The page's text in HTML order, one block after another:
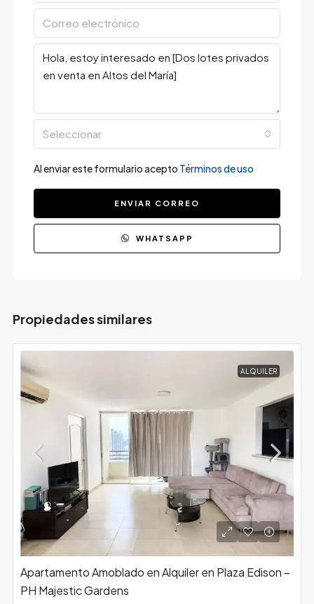
Seleccionar
Al enviar este formulario acepto Términos de uso
ENVIAR CORREO
WHATSAPP
Propiedades similares
ALQUILER
Apartamento Amoblado en Alquiler en Plaza Edison –
PH Majestic Gardens